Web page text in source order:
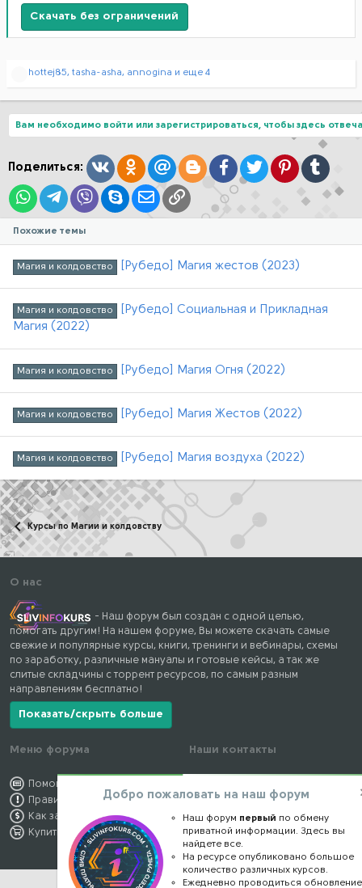
Скачать без ограничений
Р
ц
и
:
hottej85, tasha-asha, annogina и еще 4
Вам необходимо войти или зарегистрироваться, чтобы здесь
Поделиться: ВконтактеОдноклассники
Mail.ruBloggerFacebook
TwitterPinterestTumblr
WhatsAppTelegram
ViberSkypeЭлектронная почта
Ссылка
Похожие темы
Магия и колдовство [Рубедо] Магия жестов (2023)
Магия и колдовство
[Рубедо] Социальная и Прикладная
Магия (2022)
Магия и колдовство [Рубедо] Магия Огня (2022)
Магия и колдовство [Рубедо] Магия Жестов (2022)
Магия и колдовство [Рубедо] Магия воздуха (2022)
Курсы по Магии и колдовству
О нас
- Наш форум был создан с одной целью,
помогать другим! На нашем форуме, Вы можете скачать самые
свежие и популярные курсы, книги, тренинги и вебинары, схемы
по заработку, различные мануалы и готовые кейсы, а так же
слитые складчины с торрент ресурсов, по самым разным
направлениям бесплатно!
Показать/скрыть больше
Меню форума
Помощь по форуму
Правила форума
Как заработать
Купить премиум
Наши контакты
Обратная связь
Конфиденциальность
Правообладателям
Добро пожаловать на наш форум
Наш форум первый по обмену
приватной информации. Здесь вы
найдете все.
На ресурсе опубликовано большое
количество различных курсов.
Ежедневно проводиться обновление